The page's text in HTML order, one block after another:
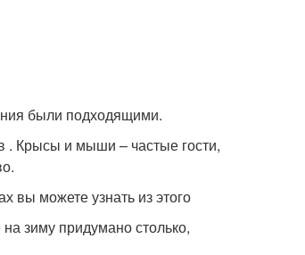
были подходящими.
. Крысы и мыши – частые гости,
вы можете узнать из этого
зиму придумано столько,